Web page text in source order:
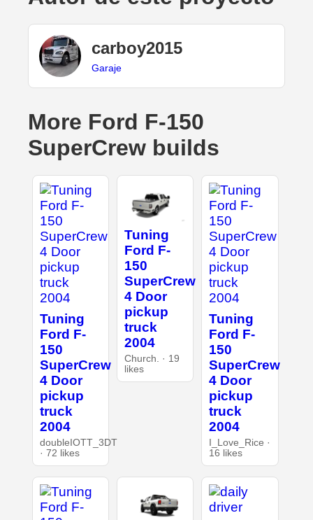
carboy2015
Garaje
More Ford F-150
SuperCrew builds
Tuning
Ford F-
150
SuperCrew
4 Door
pickup
truck
2004
doubleIOTT_3DT
· 72 likes
Tuning
Ford F-
150
SuperCrew
4 Door
pickup
truck
2004
Church. · 19
likes
Tuning
Ford F-
150
SuperCrew
4 Door
pickup
truck
2004
I_Love_Rice ·
16 likes